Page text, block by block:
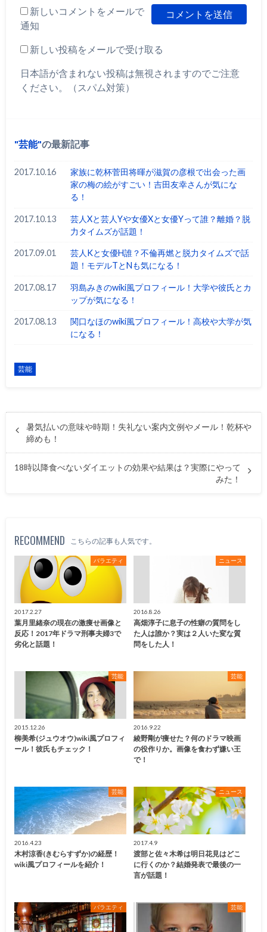
新しいコメントをメールで
通知
新しい投稿をメールで受け取る
日本語が含まれない投稿は無視されますのでご注意
ください。（スパム対策）
芸能 の最新記事
2017.10.16
家族に乾杯菅田将暉が滋賀の彦根で出会った画
家の梅の絵がすごい！吉田友幸さんが気にな
る！
2017.10.13
芸人Xと芸人Yや女優Xと女優Yって誰？離婚？脱
力タイムズが話題！
2017.09.01
芸人Kと女優H誰？不倫再燃と脱力タイムズで話
題！モデルTとNも気になる！
2017.08.17
羽島みきのwiki風プロフィール！大学や彼氏とカ
ップが気になる！
2017.08.13
関口なほのwiki風プロフィール！高校や大学が気
になる！
芸能
暑気払いの意味や時期！失礼ない案内文例やメール！乾杯や
締めも！
18時以降食べないダイエットの効果や結果は？実際にやって
みた！
RECOMMEND こちらの記事も人気です。
バラエティ
2017.2.27
葉月里緒奈の現在の激痩せ画像と
反応！2017年ドラマ刑事夫婦3で
劣化と話題！
ニュース
2016.8.26
高畑淳子に息子の性癖の質問をし
た人は誰か？実は２人いた変な質
問をした人！
芸能
2015.12.26
柳美希(ジュウオウ)wiki風プロフィ
ール！彼氏もチェック！
芸能
2016.9.22
綾野剛が痩せた？何のドラマ映画
の役作りか。画像を食わず嫌い王
で！
芸能
2016.4.23
木村涼香(きむらすずか)の経歴！
wiki風プロフィールを紹介！
ニュース
2017.4.9
渡部と佐々木希は明日花見はどこ
に行くのか？結婚発表で最後の一
言が話題！
バラエティ 芸能